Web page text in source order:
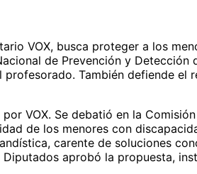
VOX, busca proteger a los
de Prevención y
También defiende el
VOX. Se debatió en la
de los menores con
carente de soluciones
aprobó la propuesta,